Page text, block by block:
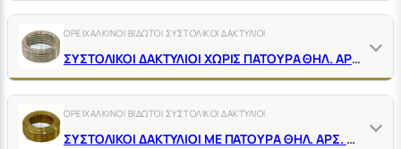
ΟΡΕΙΧΑΛΚΙΝΟΙ ΒΙΔΩΤΟΙ ΣΥΣΤΟΛΙΚΟΙ ΔΑΚΤΥΛΙΟΙ
ΣΥΣΤΟΛΙΚΟΙ ΔΑΚΤΥΛΙΟΙ ΧΩΡΙΣ ΠΑΤΟΥΡΑ ΘΗΛ. ΑΡΣ. ΟΡΕΙΧΑΛΚΙΝΟΙ ΝΙΚΕΛ
ΟΡΕΙΧΑΛΚΙΝΟΙ ΒΙΔΩΤΟΙ ΣΥΣΤΟΛΙΚΟΙ ΔΑΚΤΥΛΙΟΙ
ΣΥΣΤΟΛΙΚΟΙ ΔΑΚΤΥΛΙΟΙ ΜΕ ΠΑΤΟΥΡΑ ΘΗΛ. ΑΡΣ. ΟΡΕΙΧΑΛΚΙΝΟΙ ΚΙΤΡΙΝΟΙ